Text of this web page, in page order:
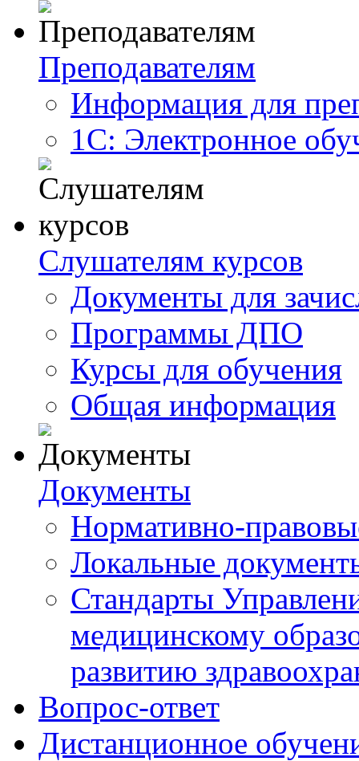
Преподавателям
Информация для
1С: Электронное
Слушателям курсов
Документы для
Программы ДПО
Курсы для обучения
Общая информация
Документы
Нормативно-
Локальные
Стандарты
медицинскому
развитию
Вопрос-ответ
Дистанционное